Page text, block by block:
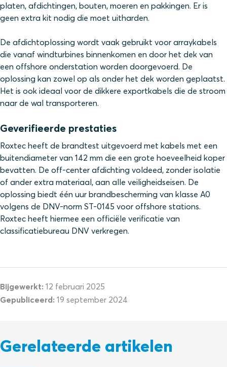
platen, afdichtingen, bouten, moeren en pakkingen. Er is
geen extra kit nodig die moet uitharden.
De afdichtoplossing wordt vaak gebruikt voor arraykabels
die vanaf windturbines binnenkomen en door het dek van
een offshore onderstation worden doorgevoerd. De
oplossing kan zowel op als onder het dek worden geplaatst.
Het is ook ideaal voor de dikkere exportkabels die de stroom
naar de wal transporteren.
Geverifieerde prestaties
Roxtec heeft de brandtest uitgevoerd met kabels met een
buitendiameter van 142 mm die een grote hoeveelheid koper
bevatten. De off-center afdichting voldeed, zonder isolatie
of ander extra materiaal, aan alle veiligheidseisen. De
oplossing biedt één uur brandbescherming van klasse A0
volgens de DNV-norm ST-0145 voor offshore stations.
Roxtec heeft hiermee een officiële verificatie van
classificatiebureau DNV verkregen.
Bijgewerkt: 12 februari 2025
Gepubliceerd: 19 september 2024
Gerelateerde artikelen